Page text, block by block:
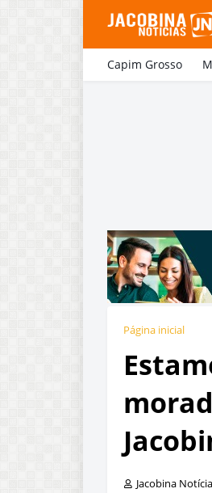
Capim Grosso
Página inicial
Jacobina